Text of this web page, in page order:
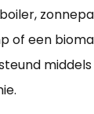
of een